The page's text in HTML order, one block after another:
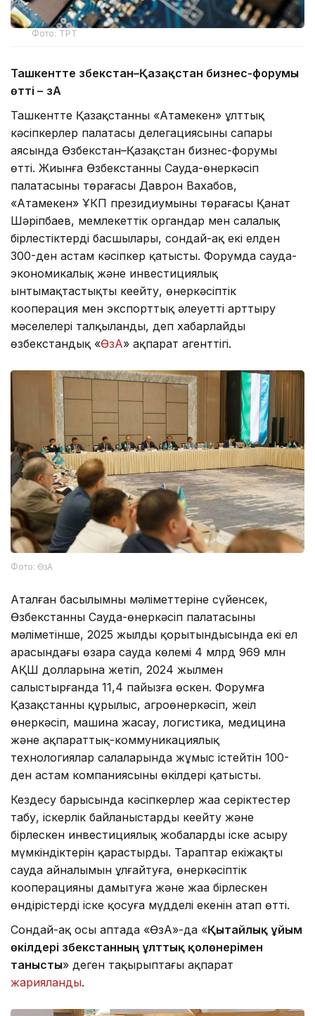
Фото: ТРТ
Ташкентте Өзбекстан–Қазақстан бизнес-форумы
өтті – ӨзА
Ташкентте Қазақстанның «Атамекен» ұлттық
кәсіпкерлер палатасы делегациясының сапары
аясында Өзбекстан–Қазақстан бизнес-форумы
өтті. Жиынға Өзбекстанның Сауда-өнеркәсіп
палатасының төрағасы Даврон Вахабов,
«Атамекен» ҰКП президиумының төрағасы Қанат
Шәріпбаев, мемлекеттік органдар мен салалық
бірлестіктердің басшылары, сондай-ақ екі елден
300-ден астам кәсіпкер қатысты. Форумда сауда-
экономикалық және инвестициялық
ынтымақтастықты кеңейту, өнеркәсіптік
кооперация мен экспорттық әлеуетті арттыру
мәселелері талқыланды, деп хабарлайды
өзбекстандық «ӨзА» ақпарат агенттігі.
Фото: ӨзА
Аталған басылымның мәліметтеріне сүйенсек,
Өзбекстанның Сауда-өнеркәсіп палатасының
мәліметінше, 2025 жылдың қорытындысында екі ел
арасындағы өзара сауда көлемі 4 млрд 969 млн
АҚШ долларына жетіп, 2024 жылмен
салыстырғанда 11,4 пайызға өскен. Форумға
Қазақстанның құрылыс, агроөнеркәсіп, жеңіл
өнеркәсіп, машина жасау, логистика, медицина
және ақпараттық-коммуникациялық
технологиялар салаларында жұмыс істейтін 100-
ден астам компаниясының өкілдері қатысты.
Кездесу барысында кәсіпкерлер жаңа серіктестер
табу, іскерлік байланыстарды кеңейту және
бірлескен инвестициялық жобаларды іске асыру
мүмкіндіктерін қарастырды. Тараптар екіжақты
сауда айналымын ұлғайтуға, өнеркәсіптік
кооперацияны дамытуға және жаңа бірлескен
өндірістерді іске қосуға мүдделі екенін атап өтті.
Сондай-ақ осы аптада «ӨзА»-да «Қытайлық ұйым
өкілдері Өзбекстанның ұлттық қолөнерімен
танысты» деген тақырыптағы ақпарат
жарияланды.